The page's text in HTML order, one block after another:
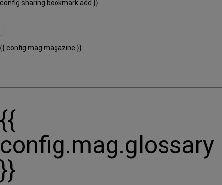
config.sharing.bookmark.add }}
{{ config.mag.magazine }}
{{
config.mag.glossary
}}